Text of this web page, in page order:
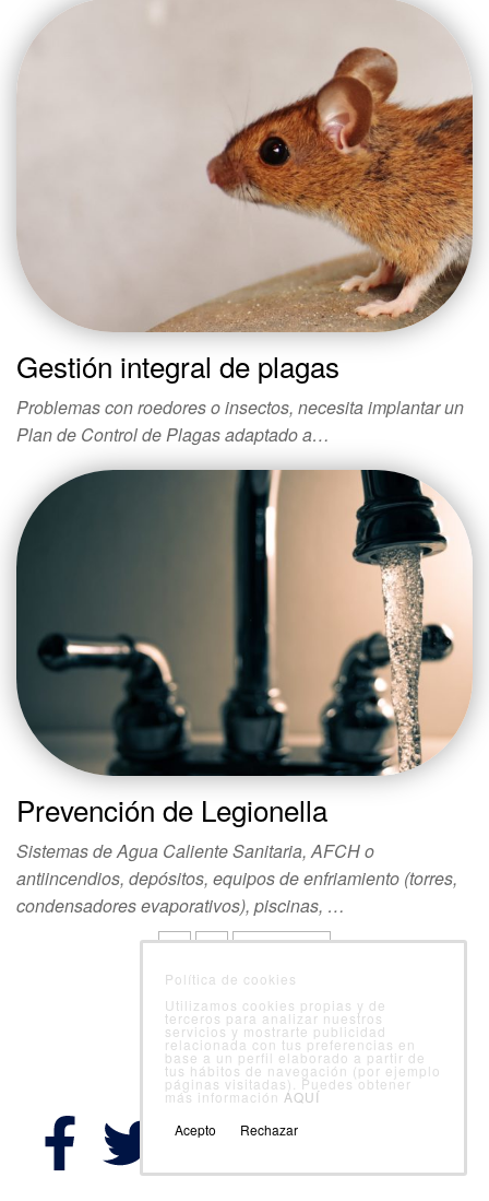
Gestión integral de plagas
Problemas con roedores o insectos, necesita implantar un
Plan de Control de Plagas adaptado a…
Prevención de Legionella
Sistemas de Agua Caliente Sanitaria, AFCH o
antiincendios, depósitos, equipos de enfriamiento (torres,
condensadores evaporativos), piscinas, …
1 2 Siguientes
Política de cookies
Utilizamos cookies propias y de
terceros para analizar nuestros
servicios y mostrarte publicidad
relacionada con tus preferencias en
base a un perfil elaborado a partir de
tus hábitos de navegación (por ejemplo
páginas visitadas). Puedes obtener
más información AQUÍ
Acepto
Rechazar